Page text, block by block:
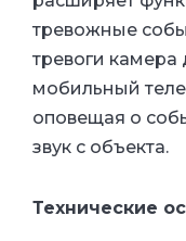
тревожные
тревоги камера
мобильный
оповещая о
звук с объекта.
Технические